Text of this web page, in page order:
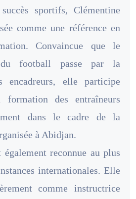
sportifs, Clémentine
comme une référence en
Convaincue que le
du football passe par la
encadreurs, elle participe
des entraîneurs
dans le cadre de la
à Abidjan.
également reconnue au plus
internationales. Elle
comme instructrice